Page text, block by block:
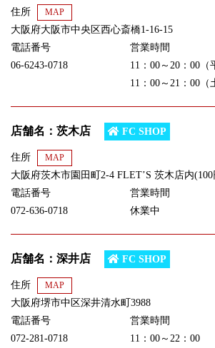
住所 MAP
大阪府大阪市中央区西心斎橋1-16-15
電話番号
06-6243-0718
営業時間
11：00～20：00（
11：00～21：00（
店舗名：茨木店 FC SHOP
住所 MAP
大阪府茨木市園田町2-4 FLET’S 茨木店内
電話番号
072-636-0718
営業時間
休業中
店舗名：深井店 FC SHOP
住所 MAP
大阪府堺市中区深井清水町3988
電話番号
072-281-0718
営業時間
11：00～22：00